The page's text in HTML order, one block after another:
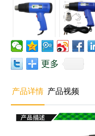
更多
产品详情 产品视频